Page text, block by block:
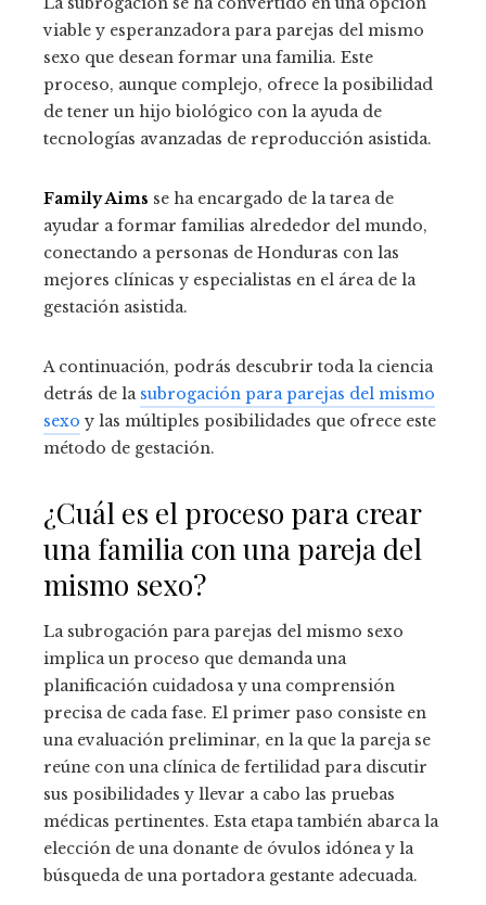
viable y esperanzadora para parejas del mismo
sexo que desean formar una familia. Este
proceso, aunque complejo, ofrece la posibilidad
de tener un hijo biológico con la ayuda de
tecnologías avanzadas de reproducción asistida.
Family Aims se ha encargado de la tarea de
ayudar a formar familias alrededor del mundo,
conectando a personas de Honduras con las
mejores clínicas y especialistas en el área de la
gestación asistida.
A continuación, podrás descubrir toda la ciencia
detrás de la subrogación para parejas del mismo
sexo y las múltiples posibilidades que ofrece este
método de gestación.
¿Cuál es el proceso para crear
una familia con una pareja del
mismo sexo?
La subrogación para parejas del mismo sexo
implica un proceso que demanda una
planificación cuidadosa y una comprensión
precisa de cada fase. El primer paso consiste en
una evaluación preliminar, en la que la pareja se
reúne con una clínica de fertilidad para discutir
sus posibilidades y llevar a cabo las pruebas
médicas pertinentes. Esta etapa también abarca la
elección de una donante de óvulos idónea y la
búsqueda de una portadora gestante adecuada.